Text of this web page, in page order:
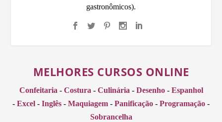
gastronômicos).
MELHORES CURSOS ONLINE
Confeitaria - Costura - Culinária - Desenho- Espanhol
- Excel - Inglês - Maquiagem - Panificação - Programação -
Sobrancelha